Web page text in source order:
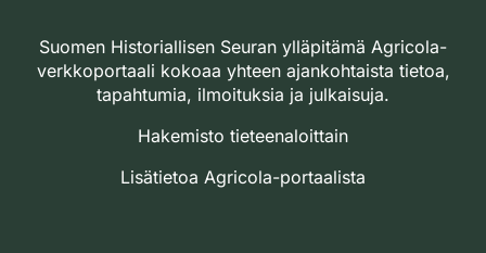
Suomen Historiallisen Seuran ylläpitämä Agricola-
verkkoportaali kokoaa yhteen ajankohtaista tietoa,
tapahtumia, ilmoituksia ja julkaisuja.
Hakemisto tieteenaloittain
Lisätietoa Agricola-portaalista